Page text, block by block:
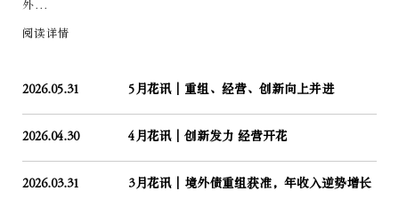
外...
阅读详情
2026.05.31 5月花讯｜重组、经营、创新向上并进
2026.04.30 4月花讯｜创新发力 经营开花
2026.03.31 3月花讯｜境外债重组获准，年收入逆势增长